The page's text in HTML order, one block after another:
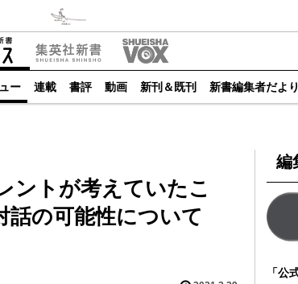
ー 連載 書評 動画 新刊＆既刊 新書編集者だより
トが考えていたこ
話の可能性について
編
「公